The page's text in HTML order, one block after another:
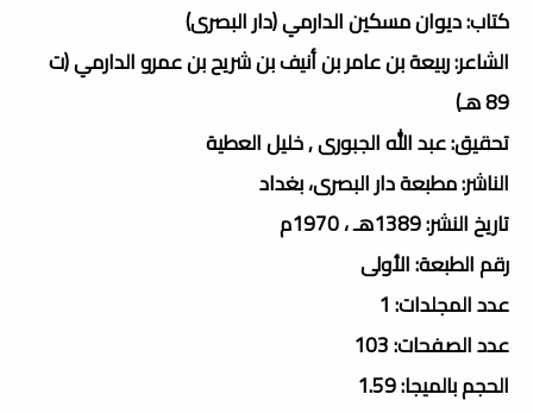
كتاب: ديوان مسكين الدارمي (دار البصرى)
الشاعر: ربيعة بن عامر بن أنيف بن شريح بن عمرو الدارمي (ت
89 هـ)
تحقيق: عبد الله الجبورى , خليل العطية
الناشر: مطبعة دار البصرى، بغداد
تاريخ النشر: 1389هـ ، 1970م
رقم الطبعة: الأولى
عدد المجلدات: 1
عدد الصفحات: 103
الحجم بالميجا: 1.59